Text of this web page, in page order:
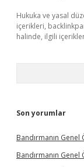
Hukuka ve yasal
içerikleri,
halinde, ilgili
Son yorumlar
Bandırmanın
Bandırmanın